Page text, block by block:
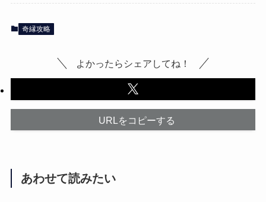
奇縁攻略
よかったらシェアしてね！
URLをコピーする
あわせて読みたい